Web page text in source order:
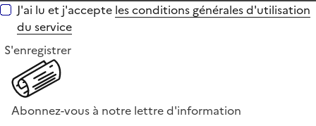
J'ai lu et j'accepte les conditions générales d'utilisation
du service
S'enregistrer
Abonnez-vous à notre lettre d'information